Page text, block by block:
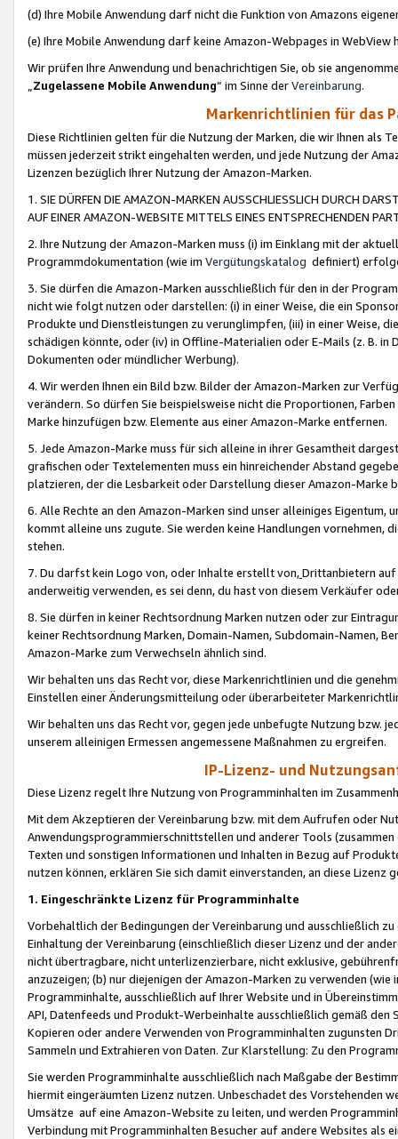
(d) Ihre Mobile Anwendung darf nicht die Funktion von Amazons
(e) Ihre Mobile Anwendung darf keine Amazon-Webpages in WebView
Wir prüfen Ihre Anwendung und benachrichtigen Sie, ob sie
„Zugelassene Mobile Anwendung“ im Sinne derVereinbarung.
Markenrichtlinien für das
Diese Richtlinien gelten für die Nutzung der Marken, die wir Ihnen als
müssen jederzeit strikt eingehalten werden, und jede Nutzung der
Lizenzen bezüglich Ihrer Nutzung der Amazon-Marken.
1. SIE DÜRFEN DIE AMAZON-MARKEN AUSSCHLIESSLICH DURCH
AUF EINER AMAZON-WEBSITE MITTELS EINES ENTSPRECHENDEN
2. Ihre Nutzung der Amazon-Marken muss (i) im Einklang mit der
Programmdokumentation (wie im Vergütungskatalog definiert)
3. Sie dürfen die Amazon-Marken ausschließlich für den in der
nicht wie folgt nutzen oder darstellen: (i) in einer Weise, die ein
Produkte und Dienstleistungen zu verunglimpfen, (iii) in einer Weise,
schädigen könnte, oder (iv) in Offline-Materialien oder E-Mails (z. B. in
Dokumenten oder mündlicher Werbung).
4. Wir werden Ihnen ein Bild bzw. Bilder der Amazon-Marken zur
verändern. So dürfen Sie beispielsweise nicht die Proportionen,
Marke hinzufügen bzw. Elemente aus einer Amazon-Marke entfernen.
5. Jede Amazon-Marke muss für sich alleine in ihrer Gesamtheit
grafischen oder Textelementen muss ein hinreichender Abstand
platzieren, der die Lesbarkeit oder Darstellung dieser Amazon-Marke
6. Alle Rechte an den Amazon-Marken sind unser alleiniges
kommt alleine uns zugute. Sie werden keine Handlungen vornehmen,
stehen.
7. Du darfst kein Logo von, oder Inhalte erstellt von,Drittanbietern auf
anderweitig verwenden, es sei denn, du hast von diesem Verkäufer
8. Sie dürfen in keiner Rechtsordnung Marken nutzen oder zur
keiner Rechtsordnung Marken, Domain-Namen, Subdomain-Namen,
Amazon-Marke zum Verwechseln ähnlich sind.
Wir behalten uns das Recht vor, diese Markenrichtlinien und die
Einstellen einer Änderungsmitteilung oder überarbeiteter
Wir behalten uns das Recht vor, gegen jede unbefugte Nutzung bzw.
unserem alleinigen Ermessen angemessene Maßnahmen zu ergreifen.
IP-Lizenz- und
Diese Lizenz regelt Ihre Nutzung von Programminhalten im
Mit dem Akzeptieren der Vereinbarung bzw. mit dem Aufrufen oder
Anwendungsprogrammierschnittstellen und anderer Tools (zusammen
Texten und sonstigen Informationen und Inhalten in Bezug auf
nutzen können, erklären Sie sich damit einverstanden, an diese Lizenz
1. Eingeschränkte Lizenz für Programminhalte
Vorbehaltlich der Bedingungen der Vereinbarung und ausschließlich
Einhaltung der Vereinbarung (einschließlich dieser Lizenz und der
nicht übertragbare, nicht unterlizenzierbare, nicht exklusive,
anzuzeigen; (b) nur diejenigen der Amazon-Marken zu verwenden
Programminhalte, ausschließlich auf Ihrer Website und in
API, Datenfeeds und Produkt-Werbeinhalte ausschließlich gemäß
Kopieren oder andere Verwenden von Programminhalten zugunsten
Sammeln und Extrahieren von Daten. Zur Klarstellung: Zu den
Sie werden Programminhalte ausschließlich nach Maßgabe der
hiermit eingeräumten Lizenz nutzen. Unbeschadet des Vorstehenden
Umsätze auf eine Amazon-Website zu leiten, und werden
Verbindung mit Programminhalten Besucher auf andere Websites als